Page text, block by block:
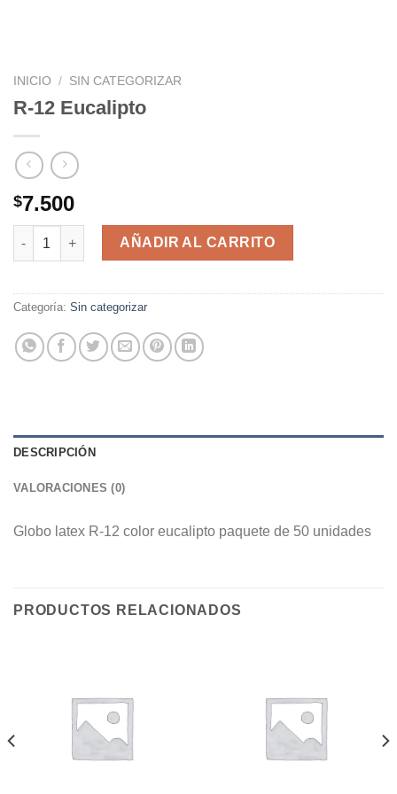
INICIO / SIN CATEGORIZAR
R-12 Eucalipto
$7.500
R-12 Eucalipto cantidad
AÑADIR AL CARRITO
Categoría: Sin categorizar
DESCRIPCIÓN
VALORACIONES (0)
Globo latex R-12 color eucalipto paquete de 50 unidades
PRODUCTOS RELACIONADOS